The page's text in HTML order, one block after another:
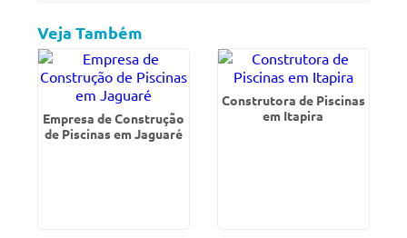
Veja Também
Empresa de Construção
de Piscinas em Jaguaré
Construtora de Piscinas
em Itapira